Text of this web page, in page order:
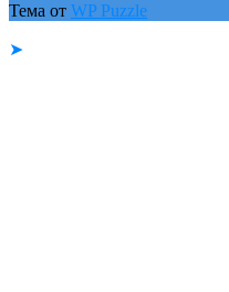
Тема от WP Puzzle
➤